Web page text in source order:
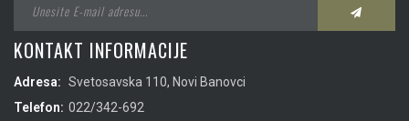
KONTAKT INFORMACIJE
Adresa: Svetosavska 110, Novi Banovci
Telefon: 022/342-692